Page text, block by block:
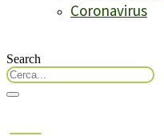
Coronavirus
Search